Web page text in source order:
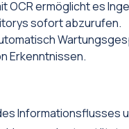
OCR ermöglicht es
sofort abzurufen.
Erkenntnissen.
Informationsflusses